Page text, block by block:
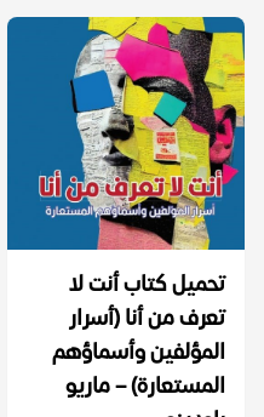
تحميل كتاب أنت لا
تعرف من أنا (أسرار
المؤلفين وأسماؤهم
المستعارة) – ماريو